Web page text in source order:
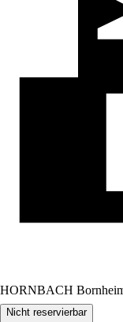
HORNBACH
Nicht reservierbar